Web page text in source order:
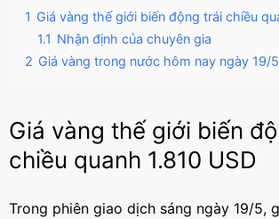
1 Giá vàng thế giới biến động trái chiều
1.1 Nhận định của chuyên gia
2 Giá vàng trong nước hôm nay ngày 19/5
Giá vàng thế giới biến
chiều quanh 1.810 USD
Trong phiên giao dịch sáng ngày 19/5,